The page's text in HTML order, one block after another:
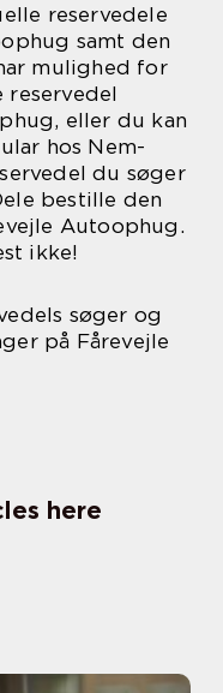
reservedele
samt den
mulighed for
eller du kan
hos Nem-
du søger
bestille den
Autoophug.
ikke!
søger og
på Fårevejle
here